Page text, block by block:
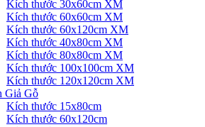
Kích thước 30x60cm XM
Kích thước 60x60cm XM
Kích thước 60x120cm XM
Kích thước 40x80cm XM
Kích thước 80x80cm XM
Kích thước 100x100cm XM
Kích thước 120x120cm XM
Giả Gỗ
Kích thước 15x80cm
Kích thước 60x120cm